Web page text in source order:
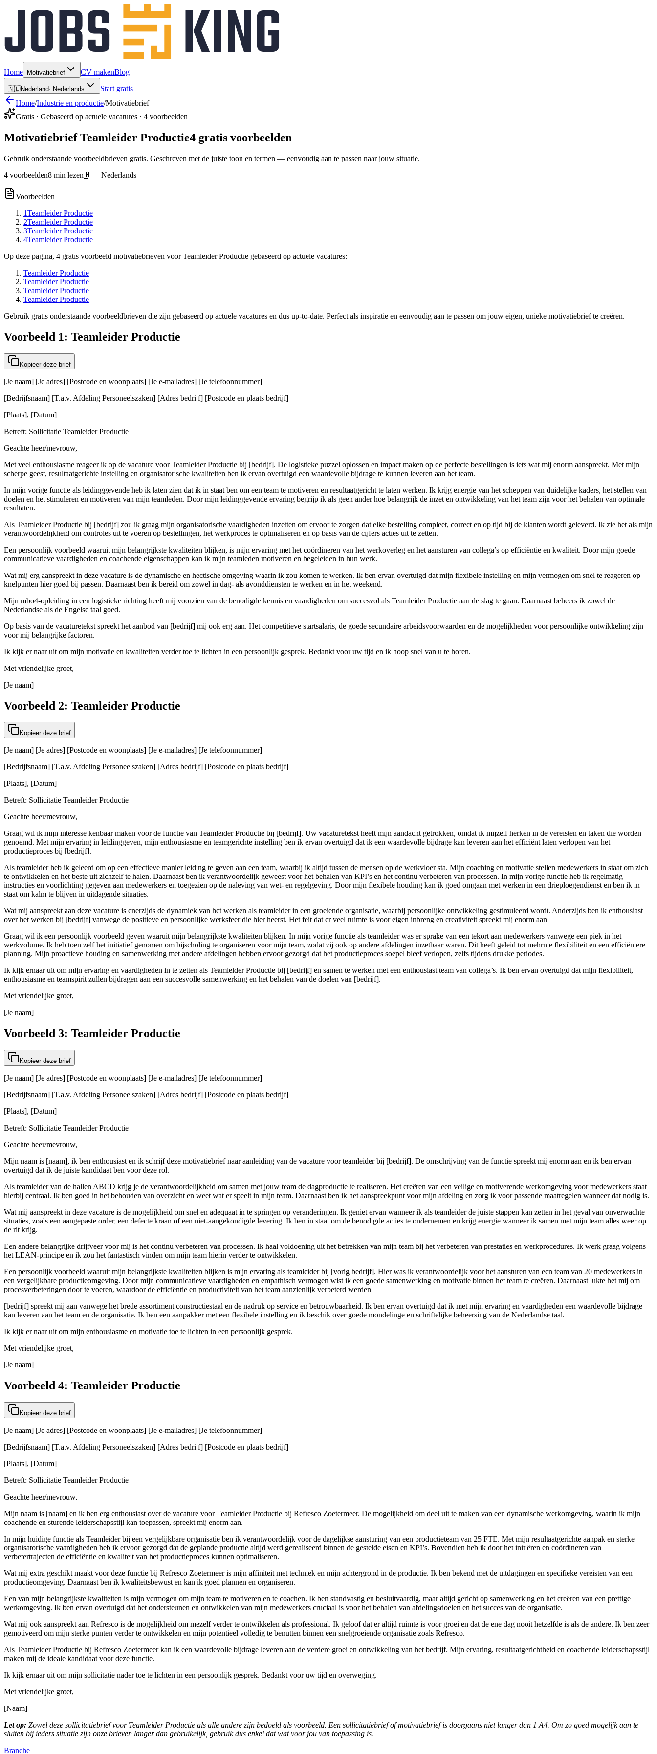
Home Motivatiebrief CV makenBlog
🇳🇱Nederland· Nederlands
Start gratis
Home/Industrie en productie/Motivatiebrief
Gratis · Gebaseerd op actuele vacatures · 4 voorbeelden
Motivatiebrief Teamleider Productie4 gratis voorbeelden
Gebruik onderstaande voorbeeldbrieven gratis. Geschreven met de juiste toon en termen — eenvoudig aan te passen naar jouw situatie.
4 voorbeelden8 min lezen🇳🇱 Nederlands
Voorbeelden
1Teamleider Productie
2Teamleider Productie
3Teamleider Productie
4Teamleider Productie
Op deze pagina, 4 gratis voorbeeld motivatiebrieven voor Teamleider Productie gebaseerd op actuele vacatures:
Teamleider Productie
Teamleider Productie
Teamleider Productie
Teamleider Productie
Gebruik gratis onderstaande voorbeeldbrieven die zijn gebaseerd op actuele vacatures en dus up-to-date. Perfect als inspiratie en eenvoudig aan te passen om jouw eigen, unieke motivatiebrief te creëren.
Voorbeeld 1: Teamleider Productie
Kopieer deze brief
[Je naam] [Je adres] [Postcode en woonplaats] [Je e-mailadres] [Je telefoonnummer]
[Bedrijfsnaam] [T.a.v. Afdeling Personeelszaken] [Adres bedrijf] [Postcode en plaats bedrijf]
[Plaats], [Datum]
Betreft: Sollicitatie Teamleider Productie
Geachte heer/mevrouw,
Met veel enthousiasme reageer ik op de vacature voor Teamleider Productie bij [bedrijf]. De logistieke puzzel oplossen en impact maken op de perfecte bestellingen is iets wat mij enorm aanspreekt. Met mijn
scherpe geest, resultaatgerichte instelling en organisatorische kwaliteiten ben ik ervan overtuigd een waardevolle bijdrage te kunnen leveren aan het team.
In mijn vorige functie als leidinggevende heb ik laten zien dat ik in staat ben om een team te motiveren en resultaatgericht te laten werken. Ik krijg energie van het scheppen van duidelijke kaders, het stellen van
doelen en het stimuleren en motiveren van mijn teamleden. Door mijn leidinggevende ervaring begrijp ik als geen ander hoe belangrijk de inzet en ontwikkeling van het team zijn voor het behalen van optimale
resultaten.
Als Teamleider Productie bij [bedrijf] zou ik graag mijn organisatorische vaardigheden inzetten om ervoor te zorgen dat elke bestelling compleet, correct en op tijd bij de klanten wordt geleverd. Ik zie het als mijn
verantwoordelijkheid om controles uit te voeren op bestellingen, het werkproces te optimaliseren en op basis van de cijfers acties uit te zetten.
Een persoonlijk voorbeeld waaruit mijn belangrijkste kwaliteiten blijken, is mijn ervaring met het coördineren van het werkoverleg en het aansturen van collega’s op efficiëntie en kwaliteit. Door mijn goede
communicatieve vaardigheden en coachende eigenschappen kan ik mijn teamleden motiveren en begeleiden in hun werk.
Wat mij erg aanspreekt in deze vacature is de dynamische en hectische omgeving waarin ik zou komen te werken. Ik ben ervan overtuigd dat mijn flexibele instelling en mijn vermogen om snel te reageren op
knelpunten hier goed bij passen. Daarnaast ben ik bereid om zowel in dag- als avonddiensten te werken en in het weekend.
Mijn mbo4-opleiding in een logistieke richting heeft mij voorzien van de benodigde kennis en vaardigheden om succesvol als Teamleider Productie aan de slag te gaan. Daarnaast beheers ik zowel de
Nederlandse als de Engelse taal goed.
Op basis van de vacaturetekst spreekt het aanbod van [bedrijf] mij ook erg aan. Het competitieve startsalaris, de goede secundaire arbeidsvoorwaarden en de mogelijkheden voor persoonlijke ontwikkeling zijn
voor mij belangrijke factoren.
Ik kijk er naar uit om mijn motivatie en kwaliteiten verder toe te lichten in een persoonlijk gesprek. Bedankt voor uw tijd en ik hoop snel van u te horen.
Met vriendelijke groet,
[Je naam]
Voorbeeld 2: Teamleider Productie
Kopieer deze brief
[Je naam] [Je adres] [Postcode en woonplaats] [Je e-mailadres] [Je telefoonnummer]
[Bedrijfsnaam] [T.a.v. Afdeling Personeelszaken] [Adres bedrijf] [Postcode en plaats bedrijf]
[Plaats], [Datum]
Betreft: Sollicitatie Teamleider Productie
Geachte heer/mevrouw,
Graag wil ik mijn interesse kenbaar maken voor de functie van Teamleider Productie bij [bedrijf]. Uw vacaturetekst heeft mijn aandacht getrokken, omdat ik mijzelf herken in de vereisten en taken die worden
genoemd. Met mijn ervaring in leidinggeven, mijn enthousiasme en teamgerichte instelling ben ik ervan overtuigd dat ik een waardevolle bijdrage kan leveren aan het efficiënt laten verlopen van het
productieproces bij [bedrijf].
Als teamleider heb ik geleerd om op een effectieve manier leiding te geven aan een team, waarbij ik altijd tussen de mensen op de werkvloer sta. Mijn coaching en motivatie stellen medewerkers in staat om zich
te ontwikkelen en het beste uit zichzelf te halen. Daarnaast ben ik verantwoordelijk geweest voor het behalen van KPI’s en het continu verbeteren van processen. In mijn vorige functie heb ik regelmatig
instructies en voorlichting gegeven aan medewerkers en toegezien op de naleving van wet- en regelgeving. Door mijn flexibele houding kan ik goed omgaan met werken in een drieploegendienst en ben ik in
staat om kalm te blijven in uitdagende situaties.
Wat mij aanspreekt aan deze vacature is enerzijds de dynamiek van het werken als teamleider in een groeiende organisatie, waarbij persoonlijke ontwikkeling gestimuleerd wordt. Anderzijds ben ik enthousiast
over het werken bij [bedrijf] vanwege de positieve en persoonlijke werksfeer die hier heerst. Het feit dat er veel ruimte is voor eigen inbreng en creativiteit spreekt mij enorm aan.
Graag wil ik een persoonlijk voorbeeld geven waaruit mijn belangrijkste kwaliteiten blijken. In mijn vorige functie als teamleider was er sprake van een tekort aan medewerkers vanwege een piek in het
werkvolume. Ik heb toen zelf het initiatief genomen om bijscholing te organiseren voor mijn team, zodat zij ook op andere afdelingen inzetbaar waren. Dit heeft geleid tot mehrnte flexibiliteit en een efficiëntere
planning. Mijn proactieve houding en samenwerking met andere afdelingen hebben ervoor gezorgd dat het productieproces soepel bleef verlopen, zelfs tijdens drukke periodes.
Ik kijk ernaar uit om mijn ervaring en vaardigheden in te zetten als Teamleider Productie bij [bedrijf] en samen te werken met een enthousiast team van collega’s. Ik ben ervan overtuigd dat mijn flexibiliteit,
enthousiasme en teamspirit zullen bijdragen aan een succesvolle samenwerking en het behalen van de doelen van [bedrijf].
Met vriendelijke groet,
[Je naam]
Voorbeeld 3: Teamleider Productie
Kopieer deze brief
[Je naam] [Je adres] [Postcode en woonplaats] [Je e-mailadres] [Je telefoonnummer]
[Bedrijfsnaam] [T.a.v. Afdeling Personeelszaken] [Adres bedrijf] [Postcode en plaats bedrijf]
[Plaats], [Datum]
Betreft: Sollicitatie Teamleider Productie
Geachte heer/mevrouw,
Mijn naam is [naam], ik ben enthousiast en ik schrijf deze motivatiebrief naar aanleiding van de vacature voor teamleider bij [bedrijf]. De omschrijving van de functie spreekt mij enorm aan en ik ben ervan
overtuigd dat ik de juiste kandidaat ben voor deze rol.
Als teamleider van de hallen ABCD krijg je de verantwoordelijkheid om samen met jouw team de dagproductie te realiseren. Het creëren van een veilige en motiverende werkomgeving voor medewerkers staat
hierbij centraal. Ik ben goed in het behouden van overzicht en weet wat er speelt in mijn team. Daarnaast ben ik het aanspreekpunt voor mijn afdeling en zorg ik voor passende maatregelen wanneer dat nodig is.
Wat mij aanspreekt in deze vacature is de mogelijkheid om snel en adequaat in te springen op veranderingen. Ik geniet ervan wanneer ik als teamleider de juiste stappen kan zetten in het geval van onverwachte
situaties, zoals een aangepaste order, een defecte kraan of een niet-aangekondigde levering. Ik ben in staat om de benodigde acties te ondernemen en krijg energie wanneer ik samen met mijn team alles weer op
de rit krijg.
Een andere belangrijke drijfveer voor mij is het continu verbeteren van processen. Ik haal voldoening uit het betrekken van mijn team bij het verbeteren van prestaties en werkprocedures. Ik werk graag volgens
het LEAN-principe en ik zou het fantastisch vinden om mijn team hierin verder te ontwikkelen.
Een persoonlijk voorbeeld waaruit mijn belangrijkste kwaliteiten blijken is mijn ervaring als teamleider bij [vorig bedrijf]. Hier was ik verantwoordelijk voor het aansturen van een team van 20 medewerkers in
een vergelijkbare productieomgeving. Door mijn communicatieve vaardigheden en empathisch vermogen wist ik een goede samenwerking en motivatie binnen het team te creëren. Daarnaast lukte het mij om
procesverbeteringen door te voeren, waardoor de efficiëntie en productiviteit van het team aanzienlijk verbeterd werden.
[bedrijf] spreekt mij aan vanwege het brede assortiment constructiestaal en de nadruk op service en betrouwbaarheid. Ik ben ervan overtuigd dat ik met mijn ervaring en vaardigheden een waardevolle bijdrage
kan leveren aan het team en de organisatie. Ik ben een aanpakker met een flexibele instelling en ik beschik over goede mondelinge en schriftelijke beheersing van de Nederlandse taal.
Ik kijk er naar uit om mijn enthousiasme en motivatie toe te lichten in een persoonlijk gesprek.
Met vriendelijke groet,
[Je naam]
Voorbeeld 4: Teamleider Productie
Kopieer deze brief
[Je naam] [Je adres] [Postcode en woonplaats] [Je e-mailadres] [Je telefoonnummer]
[Bedrijfsnaam] [T.a.v. Afdeling Personeelszaken] [Adres bedrijf] [Postcode en plaats bedrijf]
[Plaats], [Datum]
Betreft: Sollicitatie Teamleider Productie
Geachte heer/mevrouw,
Mijn naam is [naam] en ik ben erg enthousiast over de vacature voor Teamleider Productie bij Refresco Zoetermeer. De mogelijkheid om deel uit te maken van een dynamische werkomgeving, waarin ik mijn
coachende en sturende leiderschapsstijl kan toepassen, spreekt mij enorm aan.
In mijn huidige functie als Teamleider bij een vergelijkbare organisatie ben ik verantwoordelijk voor de dagelijkse aansturing van een productieteam van 25 FTE. Met mijn resultaatgerichte aanpak en sterke
organisatorische vaardigheden heb ik ervoor gezorgd dat de geplande productie altijd werd gerealiseerd binnen de gestelde eisen en KPI’s. Bovendien heb ik door het initiëren en coördineren van
verbetertrajecten de efficiëntie en kwaliteit van het productieproces kunnen optimaliseren.
Wat mij extra geschikt maakt voor deze functie bij Refresco Zoetermeer is mijn affiniteit met techniek en mijn achtergrond in de productie. Ik ben bekend met de uitdagingen en specifieke vereisten van een
productieomgeving. Daarnaast ben ik kwaliteitsbewust en kan ik goed plannen en organiseren.
Een van mijn belangrijkste kwaliteiten is mijn vermogen om mijn team te motiveren en te coachen. Ik ben standvastig en besluitvaardig, maar altijd gericht op samenwerking en het creëren van een prettige
werkomgeving. Ik ben ervan overtuigd dat het ondersteunen en ontwikkelen van mijn medewerkers cruciaal is voor het behalen van afdelingsdoelen en het succes van de organisatie.
Wat mij ook aanspreekt aan Refresco is de mogelijkheid om mezelf verder te ontwikkelen als professional. Ik geloof dat er altijd ruimte is voor groei en dat de ene dag nooit hetzelfde is als de andere. Ik ben zeer
gemotiveerd om mijn sterke punten verder te ontwikkelen en mijn potentieel volledig te benutten binnen een snelgroeiende organisatie zoals Refresco.
Als Teamleider Productie bij Refresco Zoetermeer kan ik een waardevolle bijdrage leveren aan de verdere groei en ontwikkeling van het bedrijf. Mijn ervaring, resultaatgerichtheid en coachende leiderschapsstijl
maken mij de ideale kandidaat voor deze functie.
Ik kijk ernaar uit om mijn sollicitatie nader toe te lichten in een persoonlijk gesprek. Bedankt voor uw tijd en overweging.
Met vriendelijke groet,
[Naam]
Let op: Zowel deze sollicitatiebrief voor Teamleider Productie als alle andere zijn bedoeld als voorbeeld. Een sollicitatiebrief of motivatiebrief is doorgaans niet langer dan 1 A4. Om zo goed mogelijk aan te
sluiten bij ieders situatie zijn onze brieven langer dan gebruikelijk, gebruik dus enkel dat wat voor jou van toepassing is.
Branche